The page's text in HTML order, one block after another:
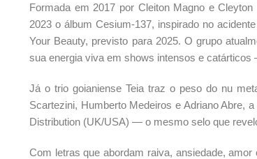
Formada em 2017 por Cleiton Magno e
2023 o álbum Cesium-137, inspirado no
Your Beauty, previsto para 2025. O grupo
sua energia viva em shows intensos e
Já o trio goianiense Teia traz o peso do nu
Scartezini, Humberto Medeiros e Adriano Abre,
Distribution (UK/USA) — o mesmo selo que
Com letras que abordam raiva, ansiedade,